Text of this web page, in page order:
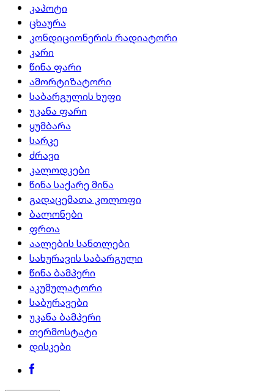
კაპოტი
ცხაურა
კონდიციონერის რადიატორი
კარი
წინა ფარი
ამორტიზატორი
საბარგულის ხუფი
უკანა ფარი
ყუმბარა
სარკე
ძრავი
კალოდკები
წინა საქარე მინა
გადაცემათა კოლოფი
ბალონები
ფრთა
აალების სანთლები
სახურავის საბარგული
წინა ბამპერი
აკუმულატორი
საბურავები
უკანა ბამპერი
თერმოსტატი
დისკები